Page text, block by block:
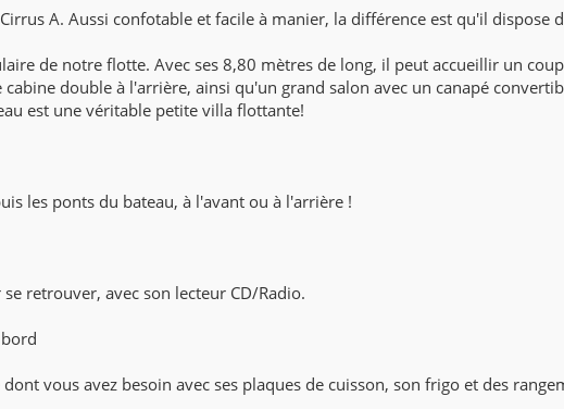
A. Aussi confotable et facile à manier, la différence est qu'il dispose
de notre flotte. Avec ses 8,80 mètres de long, il peut accueillir un
double à l'arrière, ainsi qu'un grand salon avec un canapé
est une véritable petite villa flottante!
les ponts du bateau, à l'avant ou à l'arrière !
retrouver, avec son lecteur CD/Radio.
vous avez besoin avec ses plaques de cuisson, son frigo et des